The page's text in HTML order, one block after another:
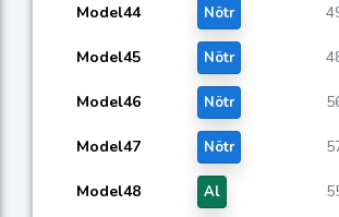
Model44 Nötr
Model45 Nötr
Model46 Nötr
Model47 Nötr
Model48 Al